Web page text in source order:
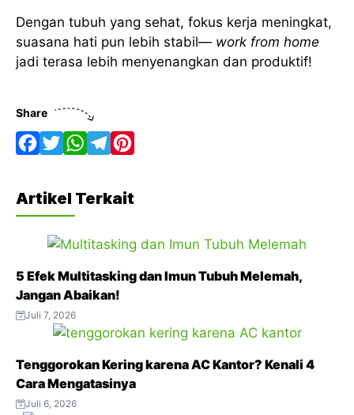
Dengan tubuh yang sehat, fokus kerja meningkat,
suasana hati pun lebih stabil— work from home
jadi terasa lebih menyenangkan dan produktif!
Share
a
c
o
o
w
i
e
r
h
a
t
A
p
p
e
r
m
t
r
s
Artikel Terkait
5 Efek Multitasking dan Imun Tubuh Melemah,
Jangan Abaikan!
Juli 7, 2026
Tenggorokan Kering karena AC Kantor? Kenali 4
Cara Mengatasinya
Juli 6, 2026